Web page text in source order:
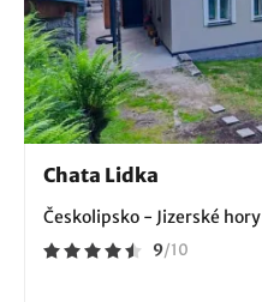
Chata Lidka
Českolipsko - Jizerské hory
9/10